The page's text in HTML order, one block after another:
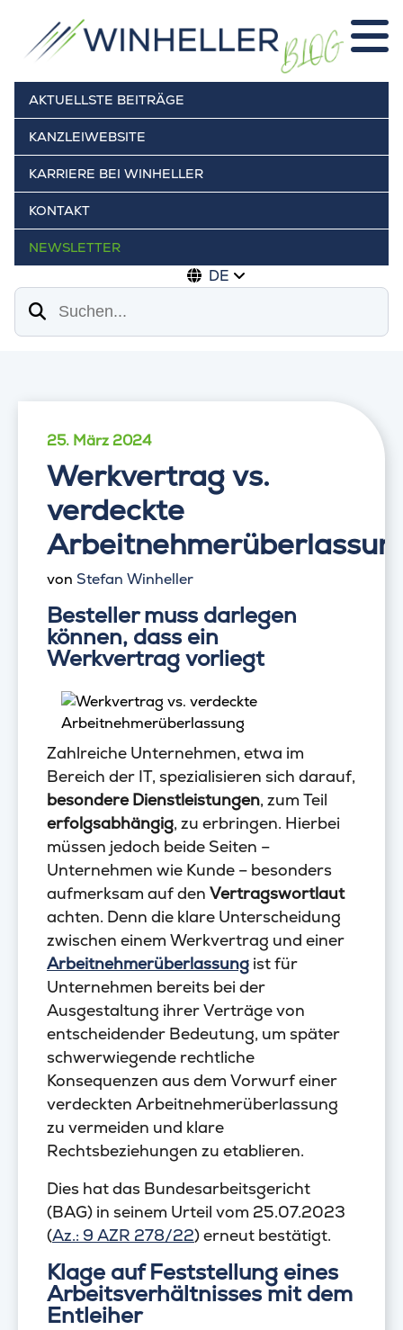
AKTUELLSTE BEITRÄGE
KANZLEIWEBSITE
KARRIERE BEI WINHELLER
KONTAKT
NEWSLETTER
DE
Suchen
25. März 2024
Werkvertrag vs.
verdeckte
von Stefan Winheller
Besteller muss darlegen
können, dass ein
Werkvertrag vorliegt
Zahlreiche Unternehmen, etwa im
Bereich der IT, spezialisieren sich darauf,
besondere Dienstleistungen, zum Teil
erfolgsabhängig, zu erbringen. Hierbei
müssen jedoch beide Seiten –
Unternehmen wie Kunde – besonders
aufmerksam auf den Vertragswortlaut
achten. Denn die klare Unterscheidung
zwischen einem Werkvertrag und einer
Arbeitnehmerüberlassung ist für
Unternehmen bereits bei der
Ausgestaltung ihrer Verträge von
entscheidender Bedeutung, um später
schwerwiegende rechtliche
Konsequenzen aus dem Vorwurf einer
verdeckten Arbeitnehmerüberlassung
zu vermeiden und klare
Rechtsbeziehungen zu etablieren.
Dies hat das Bundesarbeitsgericht
(BAG) in seinem Urteil vom 25.07.2023
(Az.: 9 AZR 278/22) erneut bestätigt.
Klage auf Feststellung eines
Arbeitsverhältnisses mit dem
Entleiher